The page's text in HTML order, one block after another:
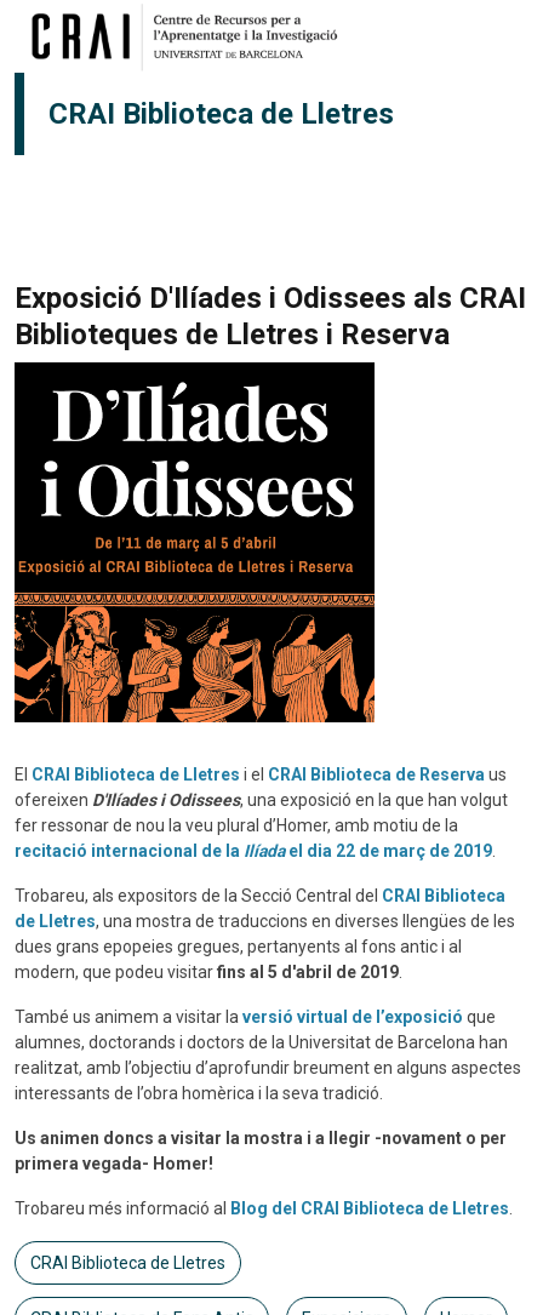
Pasar al contenido principal
CRAI Biblioteca de Lletres
Exposició D'Ilíades i Odissees als CRAI
Biblioteques de Lletres i Reserva
El CRAI Biblioteca de Lletres i el CRAI Biblioteca de Reserva us
ofereixen D'Ilíades i Odissees, una exposició en la que han volgut
fer ressonar de nou la veu plural d’Homer, amb motiu de la
recitació internacional de la Ilíadael dia 22 de març de 2019
Trobareu, als expositors de la Secció Central del CRAI Biblioteca
de Lletres, una mostra de traduccions en diverses llengües de les
dues grans epopeies gregues, pertanyents al fons antic i al
modern, que podeu visitarfins al 5 d'abril de 2019
També us animem a visitar la versió virtual de l’exposició que
alumnes, doctorands i doctors de la Universitat de Barcelona han
realitzat, amb l’objectiu d’aprofundir breument en alguns aspectes
interessants de l’obra homèrica i la seva tradició.
Us animen doncs a visitar la mostra i a llegir -novament o per
primera vegada- Homer!
Trobareu més informació al Blog del CRAI Biblioteca de Lletres
CRAI Biblioteca de Lletres